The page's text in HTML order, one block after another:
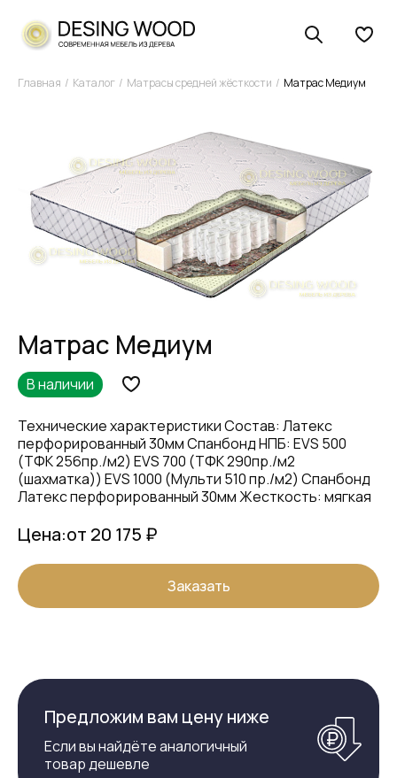
Главная Каталог Матрасы средней жёсткости Матрас Медиум
Матрас Медиум
В наличии
Технические характеристики Состав: Латекс
перфорированный 30мм Спанбонд НПБ: EVS 500
(ТФК 256пр./м2) EVS 700 (ТФК 290пр./м2
(шахматка)) EVS 1000 (Мульти 510 пр./м2) Спанбонд
Латекс перфорированный 30мм Жесткость: мягкая
Цена:от 20 175 ₽
Заказать
Предложим вам цену ниже
Если вы найдёте аналогичный
товар дешевле